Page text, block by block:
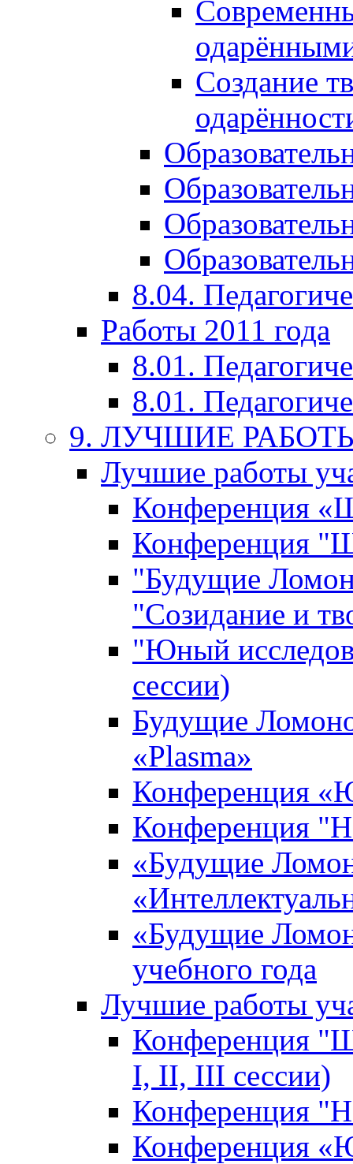
Создание
8.04.
Работы 2011 года
8.01.
8.01.
9. ЛУЧШИЕ
Лучшие работы
Конференция
Конференция
"Будущие
"Созидание и
"Юный
сессии)
Будущие
«Plasma»
Конференция
Конференция
«Будущие
«Будущие
учебного года
Лучшие работы
Конференция
I, II, III сессии)
Конференция
Конференция